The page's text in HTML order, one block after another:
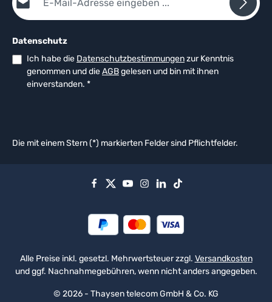
Datenschutz
Ich habe die Datenschutzbestimmungenzur Kenntnis
genommen und dieAGBgelesen und bin mit ihnen
einverstanden. *
Die mit einem Stern (*) markierten Felder sind Pflichtfelder.
© 2026 - Thaysen telecom GmbH & Co. KG
Alle Preise inkl. gesetzl. Mehrwertsteuer zzgl. Versandkosten
und ggf. Nachnahmegebühren, wenn nicht anders angegeben.